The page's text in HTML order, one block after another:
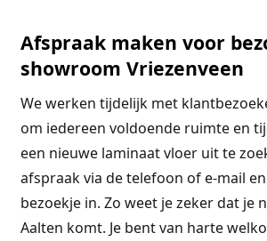
Afspraak maken voor
showroom Vriezenveen
We werken tijdelijk met
om iedereen voldoende ruimte en
een nieuwe laminaat vloer uit te
afspraak via de telefoon of e-mail
bezoekje in. Zo weet je zeker dat je
Aalten komt. Je bent van harte